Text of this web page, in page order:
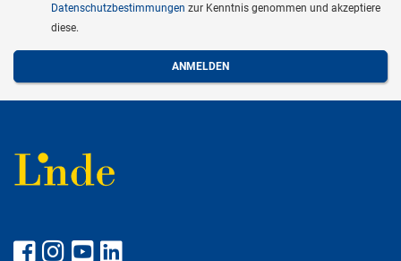
Datenschutzbestimmungen zur Kenntnis genommen und akzeptiere
diese.